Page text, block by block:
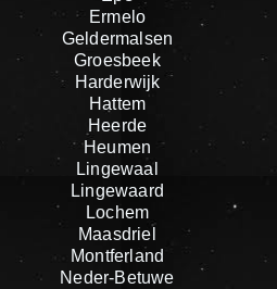
Ermelo
Geldermalsen
Groesbeek
Harderwijk
Hattem
Heerde
Heumen
Lingewaal
Lingewaard
Lochem
Maasdriel
Montferland
Neder-Betuwe